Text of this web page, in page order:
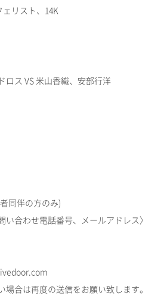
ェリスト、14K
ロス VS 米山香織、安部行洋
同伴の方のみ)
い合わせ電話番号、メールアドレス〉
合は再度の送信をお願い致します。